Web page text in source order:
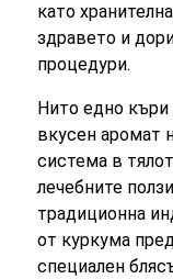
като
здравето и
процедури.
Нито едно къри
вкусен аромат
система в
лечебните
традиционна
от куркума
специален